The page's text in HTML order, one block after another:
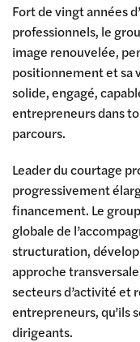
Fort de vingt années
professionnels, le
image renouvelée,
positionnement et sa
solide, engagé,
entrepreneurs dans
parcours.
Leader du courtage
progressivement
financement. Le
globale de
structuration,
approche transversale
secteurs d’activité et
entrepreneurs, qu’ils
dirigeants.